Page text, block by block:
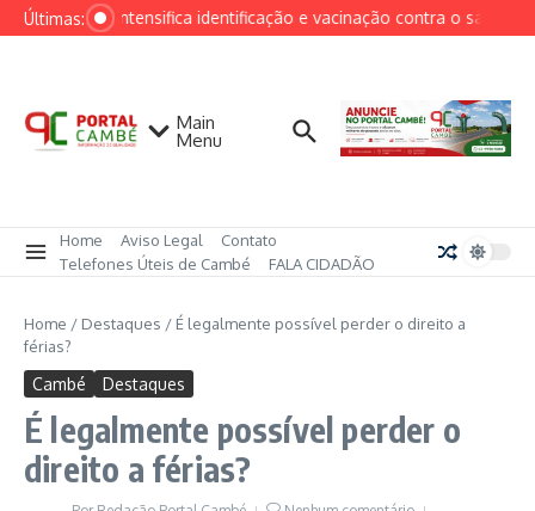
Ir para o conteúdo
Últimas:
Cambé intensifica identificação e vacinação contra o
Main
Menu
Home Aviso Legal
Contato
Telefones Úteis de Cambé
FALA CIDADÃO
Home / Destaques / É legalmente possível perder o direito a
férias?
Cambé Destaques
É legalmente possível perder o
direito a férias?